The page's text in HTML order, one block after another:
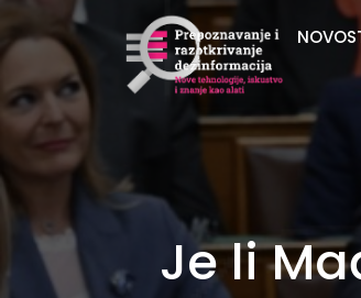
Je li